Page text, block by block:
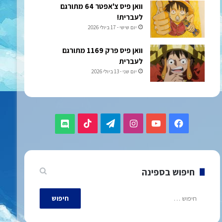
וואן פיס צ'אפטר 64 מתורגם
לעברית!
יום שישי - 17 ביולי 2026
וואן פיס פרק 1169 מתורגם
לעברית
יום שני - 13 ביולי 2026
Facebook
YouTube
Instagram
Telegram
TikTok
Discord
חיפוש בספינה
חיפוש: